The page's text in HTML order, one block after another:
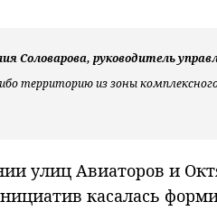
Соловарова, руководитель
территорию из зоны
улиц Авиаторов и
касалась